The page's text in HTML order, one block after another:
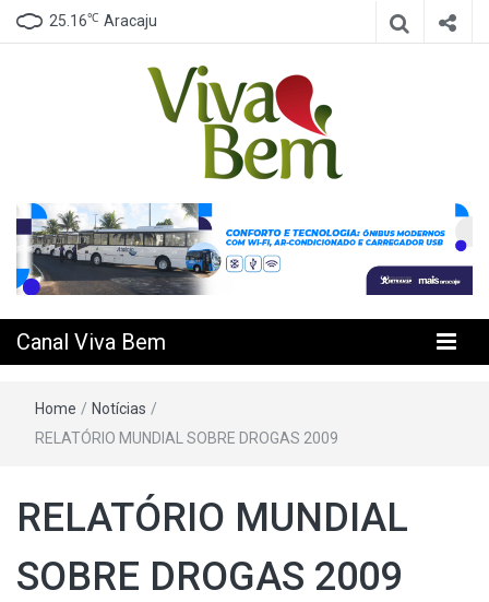
25.16℃ Aracaju
Canal Viva
Bem
Canal Viva Bem
Home / Notícias /
RELATÓRIO MUNDIAL SOBRE DROGAS 2009
RELATÓRIO MUNDIAL
SOBRE DROGAS 2009